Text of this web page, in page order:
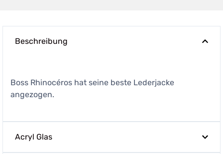
Beschreibung
Boss Rhinocéros hat seine beste Lederjacke
angezogen.
Acryl Glas